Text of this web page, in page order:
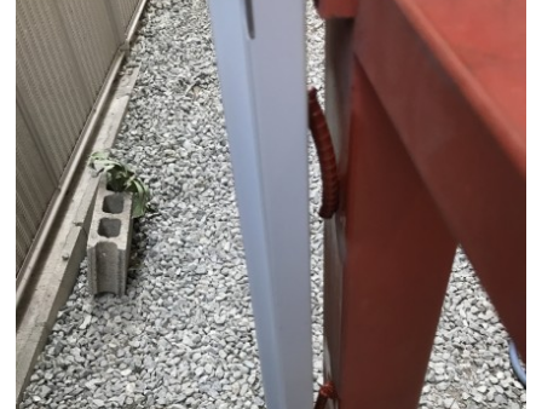
スタッフ紹介
スタッフブログ
住まいのお悩み解決策
お問い合わせ
よくある質問
プライバシーポリシー